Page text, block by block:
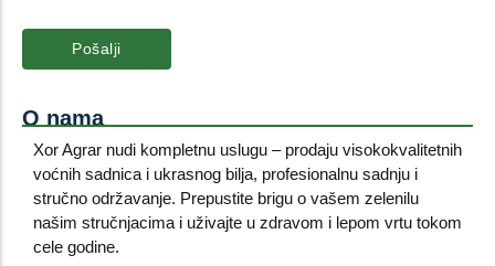
O nama
Xor Agrar nudi kompletnu uslugu – prodaju visokokvalitetnih
voćnih sadnica i ukrasnog bilja, profesionalnu sadnju i
stručno održavanje. Prepustite brigu o vašem zelenilu
našim stručnjacima i uživajte u zdravom i lepom vrtu tokom
cele godine.